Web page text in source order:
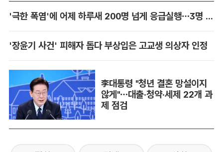
'극한 폭염'에 어제 하루새 200명 넘게 응급실행…3명 사망
'장윤기 사건' 피해자 돕다 부상입은 고교생 의상자 인정
李대통령 "청년 결혼 망설이지
않게"…대출·청약·세제 22개 과
제 점검